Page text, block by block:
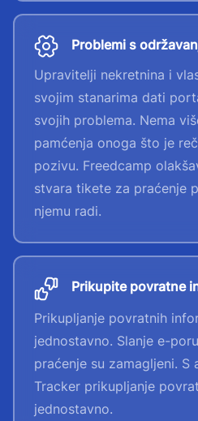
Problemi s
Upravitelji nekretnina i
svojim stanarima dati
svojih problema. Nema
pamćenja onoga što je
pozivu. Freedcamp
stvara tikete za praćenje
njemu radi.
Prikupite povratne
Prikupljanje povratnih
jednostavno. Slanje e-
praćenje su zamagljeni. S
Tracker prikupljanje
jednostavno.